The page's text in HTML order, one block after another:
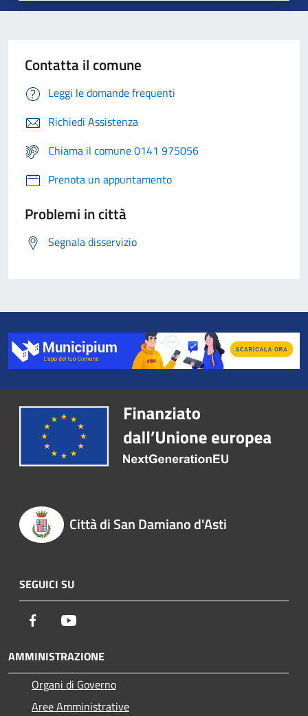
Contatta il comune
Leggi le domande frequenti
Richiedi Assistenza
Chiama il comune 0141 975056
Prenota un appuntamento
Problemi in città
Segnala disservizio
Città di San Damiano d'Asti
SEGUICI SU
Facebook
AMMINISTRAZIONE
Organi di Governo
Aree Amministrative